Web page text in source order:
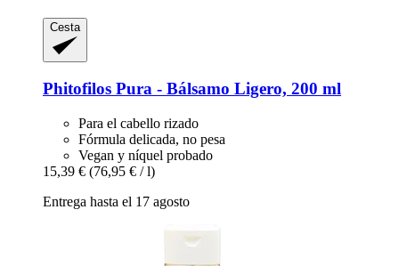
Cesta
Phitofilos Pura -​ Bálsamo Ligero, 200 ml
Para el cabello rizado
Fórmula delicada, no pesa
Vegan y níquel probado
15,39 € (76,95 € / l)
Entrega hasta el 17 agosto